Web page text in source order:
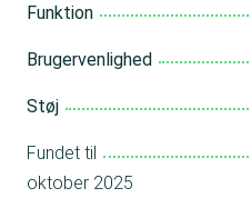
Funktion
Brugervenlighed
Støj
Fundet til
oktober 2025